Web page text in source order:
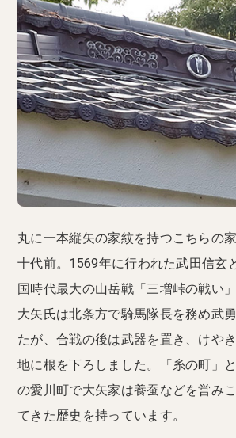
丸に一本縦矢の家紋を持つこちらの
十代前。1569年に行われた武田信玄
国時代最大の山岳戦「三増峠の戦い
大矢氏は北条方で騎馬隊長を務め武
たが、合戦の後は武器を置き、けや
地に根を下ろしました。「糸の町」
の愛川町で大矢家は養蚕などを営み
てきた歴史を持っています。